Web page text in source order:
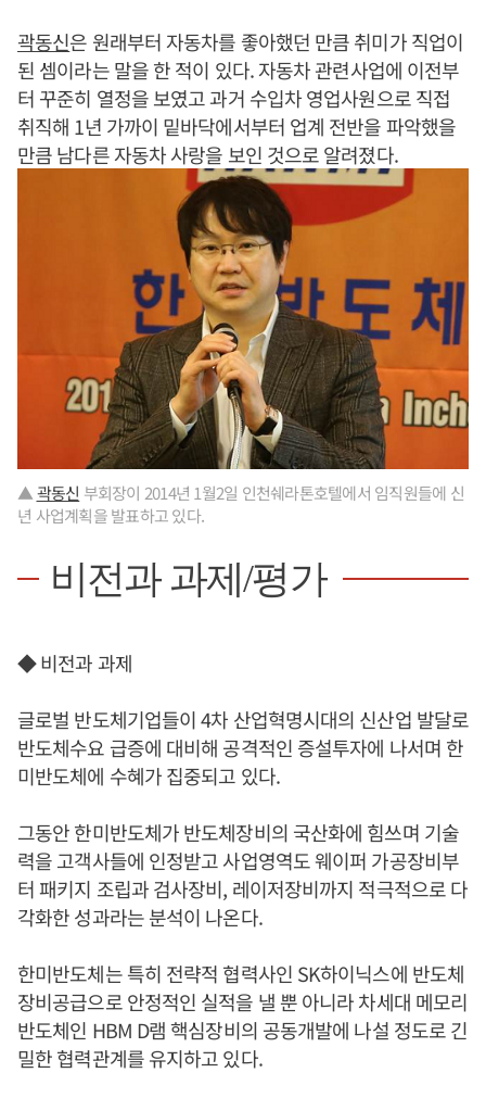
곽동신은 원래부터 자동차를 좋아했던 만큼 취미가 직업이
된 셈이라는 말을 한 적이 있다. 자동차 관련사업에 이전부
터 꾸준히 열정을 보였고 과거 수입차 영업사원으로 직접
취직해 1년 가까이 밑바닥에서부터 업계 전반을 파악했을
만큼 남다른 자동차 사랑을 보인 것으로 알려졌다.
▲곽동신 부회장이 2014년 1월2일 인천쉐라톤호텔에서 임직원들에 신
년 사업계획을 발표하고 있다.
비전과 과제/평가
◆ 비전과 과제
글로벌 반도체기업들이 4차 산업혁명시대의 신산업 발달로
반도체수요 급증에 대비해 공격적인 증설투자에 나서며 한
미반도체에 수혜가 집중되고 있다.
그동안 한미반도체가 반도체장비의 국산화에 힘쓰며 기술
력을 고객사들에 인정받고 사업영역도 웨이퍼 가공장비부
터 패키지 조립과 검사장비, 레이저장비까지 적극적으로 다
각화한 성과라는 분석이 나온다.
한미반도체는 특히 전략적 협력사인 SK하이닉스에 반도체
장비공급으로 안정적인 실적을 낼 뿐 아니라 차세대 메모리
반도체인 HBM D램 핵심장비의 공동개발에 나설 정도로 긴
밀한 협력관계를 유지하고 있다.